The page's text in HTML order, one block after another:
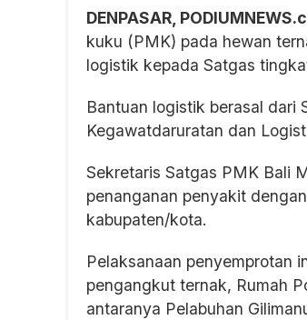
DENPASAR,
kuku (PMK) pada hewan
logistik kepada Satgas
Bantuan logistik berasal dari
Kegawatdaruratan dan
Sekretaris Satgas PMK Bali
penanganan penyakit
kabupaten/kota.
Pelaksanaan penyemprotan
pengangkut ternak, Rumah
antaranya Pelabuhan